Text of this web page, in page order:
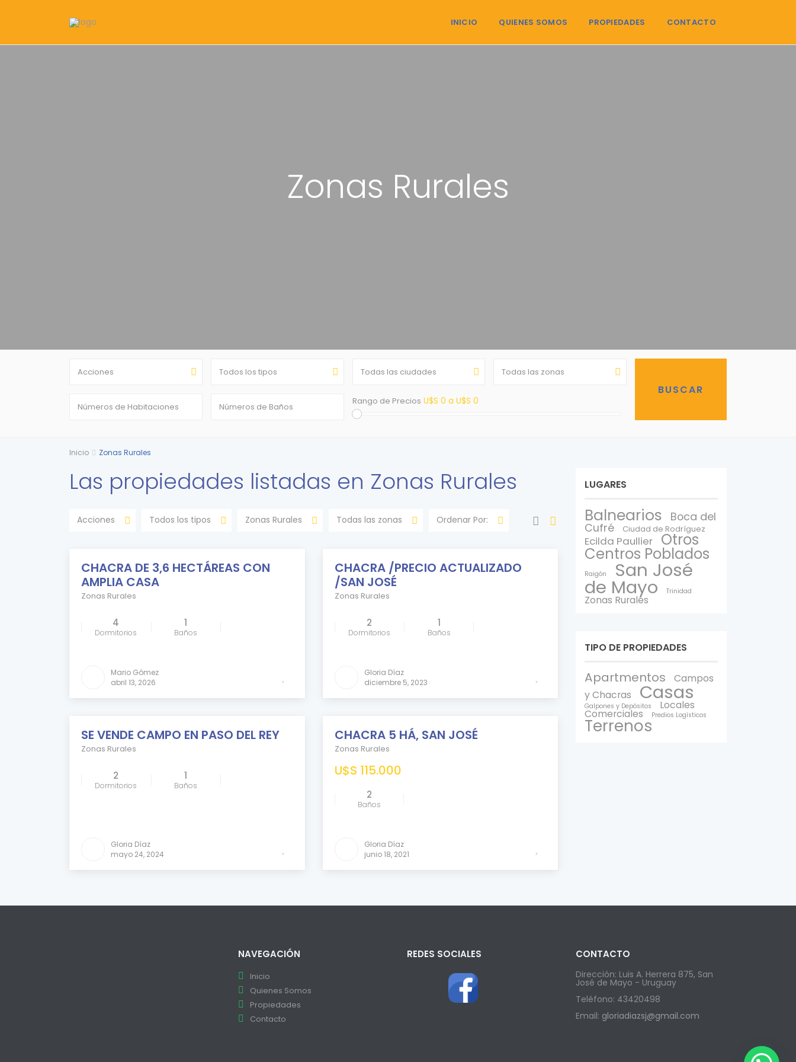
INICIO QUIENES SOMOS PROPIEDADES CONTACTO
Zonas Rurales
Acciones Todos los tipos Todas las ciudades Todas las zonas
Rango de Precios U$S 0 a U$S 0
Inicio Zonas Rurales
Las propiedades listadas en Zonas Rurales
Acciones Todos los tipos Zonas Rurales Todas las zonas Ordenar Por:
DESTACADO
CHACRA DE 3,6 HECTÁREAS CON
AMPLIA CASA
Zonas Rurales
4
Dormitorios
1
Baños
Mario Gómez
abril 13, 2026
DESTACADO
CHACRA /PRECIO ACTUALIZADO
/SAN JOSÉ
Zonas Rurales
2
Dormitorios
1
Baños
Gloria Díaz
diciembre 5, 2023
SE VENDE CAMPO EN PASO DEL REY
Zonas Rurales
2
Dormitorios
1
Baños
Gloria Díaz
mayo 24, 2024
VENDIDO CHACRA 5 HÁ, SAN JOSÉ
Zonas Rurales
U$S 115.000
2
Baños
Gloria Díaz
junio 18, 2021
LUGARES
Balnearios Boca del
Cufré Ciudad de Rodríguez
Ecilda Paullier Otros
Centros Poblados
Raigón San José
de Mayo Trinidad
Zonas Rurales
TIPO DE PROPIEDADES
Apartmentos
Campos
y Chacras
Casas
Galpones y Depòsitos Locales
Comerciales Predios Logísticos
Terrenos
NAVEGACIÓN
Inicio
Quienes Somos
Propiedades
Contacto
REDES SOCIALES CONTACTO
Dirección: Luis A. Herrera 875, San
José de Mayo - Uruguay
Teléfono: 43420498
Email: gloriadiazsj@gmail.com